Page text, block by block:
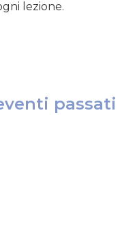
lezione.
passati